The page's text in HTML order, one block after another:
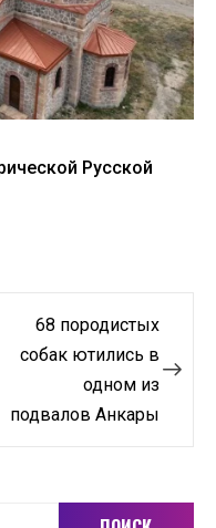
Русской
68 породистых
собак ютились в
одном из
подвалов Анкары